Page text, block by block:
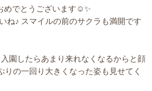
めでとうございます☺✨
ね♪ スマイルの前のサクラも満開です
園したらあまり来れなくなるからと顔
の一回り大きくなった姿も見せてく